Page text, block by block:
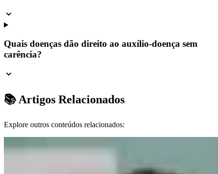
Quais doenças dão direito ao auxílio-doença sem
carência?
📚 Artigos Relacionados
Explore outros conteúdos relacionados: